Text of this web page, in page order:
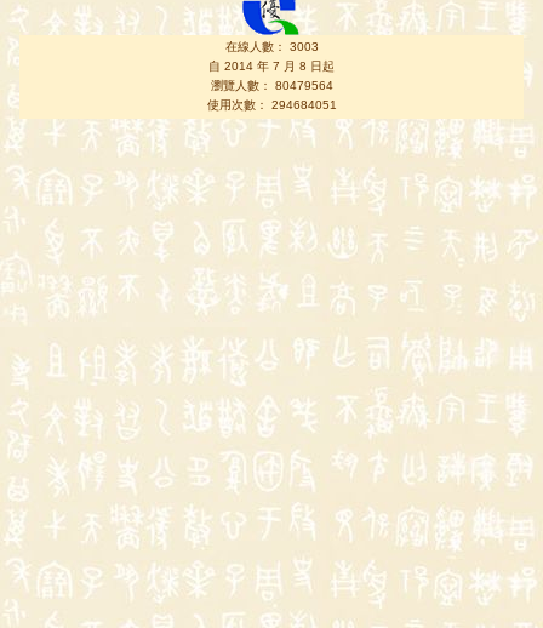
在線人數： 3003
自 2014 年 7 月 8 日起
瀏覽人數： 80479564
使用次數： 294684051